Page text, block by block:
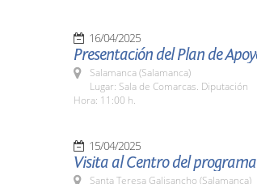
16/04/2025
Presentación del Plan de
Salamanca (Salamanca)
Lugar: Sala de Comarcas. Diputación
Hora: 11:00 h.
15/04/2025
Visita al Centro del programa
Santa Teresa Galisancho (Salamanca)